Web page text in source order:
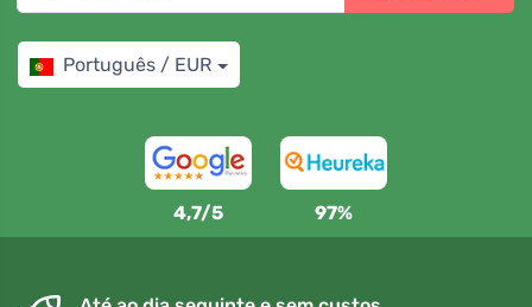
Português / EUR
4,7/5 97%